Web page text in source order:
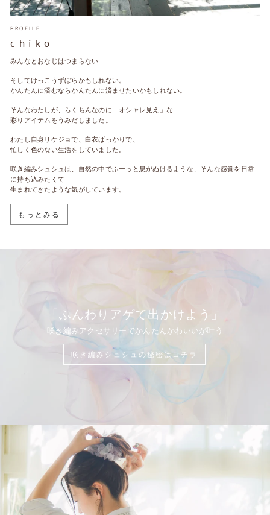
PROFILE
c h i k o
みんなとおなじはつまらない
そしてけっこうずぼらかもしれない。
かんたんに済むならかんたんに済ませたいかもしれない。
そんなわたしが、らくちんなのに「オシャレ見え」な
彩りアイテムをうみだしました。
わたし自身リケジョで、白衣ばっかりで、
忙しく色のない生活をしていました。
咲き編みシュシュは、自然の中でふーっと息がぬけるような、そんな感覚を日常
に持ち込みたくて
生まれてきたような気がしています。
もっとみる
「ふんわりアゲて出かけよう」
咲き編みアクセサリーでかんたんかわいいが叶う
咲き編みシュシュの秘密はコチラ